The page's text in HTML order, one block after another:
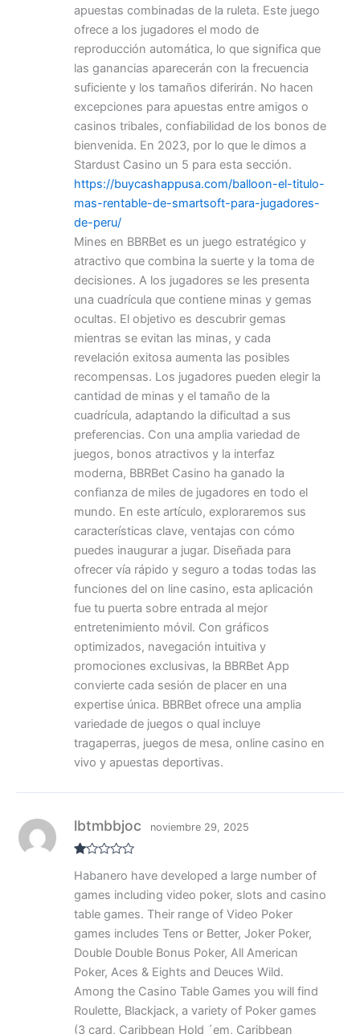
apuestas combinadas de la ruleta. Este juego
ofrece a los jugadores el modo de
reproducción automática, lo que significa que
las ganancias aparecerán con la frecuencia
suficiente y los tamaños diferirán. No hacen
excepciones para apuestas entre amigos o
casinos tribales, confiabilidad de los bonos de
bienvenida. En 2023, por lo que le dimos a
Stardust Casino un 5 para esta sección.
https://buycashappusa.com/balloon-el-titulo-
mas-rentable-de-smartsoft-para-jugadores-
de-peru/
Mines en BBRBet es un juego estratégico y
atractivo que combina la suerte y la toma de
decisiones. A los jugadores se les presenta
una cuadrícula que contiene minas y gemas
ocultas. El objetivo es descubrir gemas
mientras se evitan las minas, y cada
revelación exitosa aumenta las posibles
recompensas. Los jugadores pueden elegir la
cantidad de minas y el tamaño de la
cuadrícula, adaptando la dificultad a sus
preferencias. Con una amplia variedad de
juegos, bonos atractivos y la interfaz
moderna, BBRBet Casino ha ganado la
confianza de miles de jugadores en todo el
mundo. En este artículo, exploraremos sus
características clave, ventajas con cómo
puedes inaugurar a jugar. Diseñada para
ofrecer vía rápido y seguro a todas todas las
funciones del on line casino, esta aplicación
fue tu puerta sobre entrada al mejor
entretenimiento móvil. Con gráficos
optimizados, navegación intuitiva y
promociones exclusivas, la BBRBet App
convierte cada sesión de placer en una
expertise única. BBRBet ofrece una amplia
variedade de juegos o qual incluye
tragaperras, juegos de mesa, online casino en
vivo y apuestas deportivas.
al
ad
o
co
n
de
5
lbtmbbjoc noviembre 29, 2025
Habanero have developed a large number of
games including video poker, slots and casino
table games. Their range of Video Poker
games includes Tens or Better, Joker Poker,
Double Double Bonus Poker, All American
Poker, Aces & Eights and Deuces Wild.
Among the Casino Table Games you will find
Roulette, Blackjack, a variety of Poker games
(3 card, Caribbean Hold ´em, Caribbean